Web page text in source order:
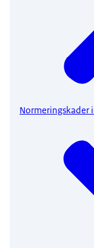
Normeringskader